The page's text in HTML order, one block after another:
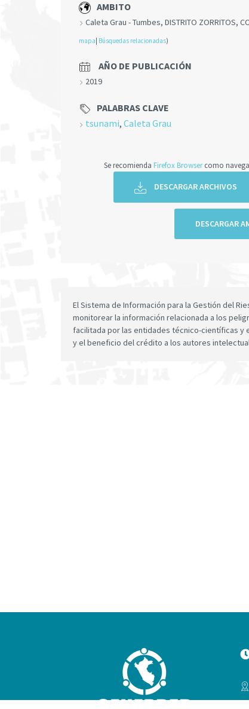
AMBITO
Caleta Grau - Tumbes, DISTRITO ZORRITOS,
mapa Búsquedas relacionadas)
AÑO DE PUBLICACIÓN
2019
PALABRAS CLAVE
tsunami, Caleta Grau
Se recomienda Firefox Browsercomo
DESCARGAR ARCHIVOS
DESCARGAR
El Sistema de Información para la Gestión del
monitorear la información relacionada a los
facilitada por las entidades técnico-científicas y
y el beneficio del crédito a los autores